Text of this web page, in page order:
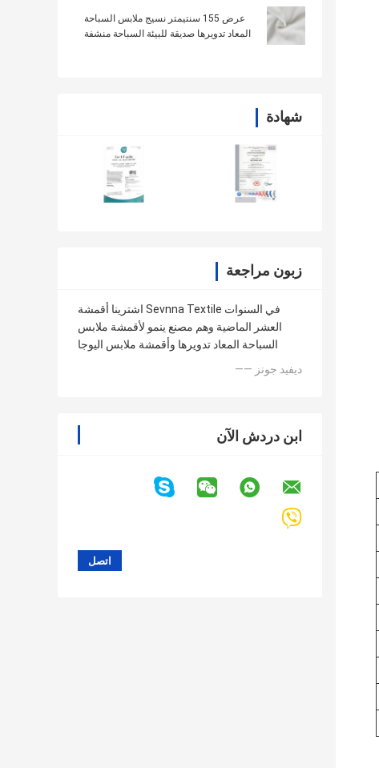
عرض 155 سنتيمتر نسيج ملابس السباحة
المعاد تدويرها صديقة للبيئة السباحة منشفة
شهادة
زبون مراجعة
اشترينا أقمشة Sevnna Textile في السنوات
العشر الماضية وهم مصنع ينمو لأقمشة ملابس
السباحة المعاد تدويرها وأقمشة ملابس اليوجا
—— ديفيد جونز
ابن دردش الآن